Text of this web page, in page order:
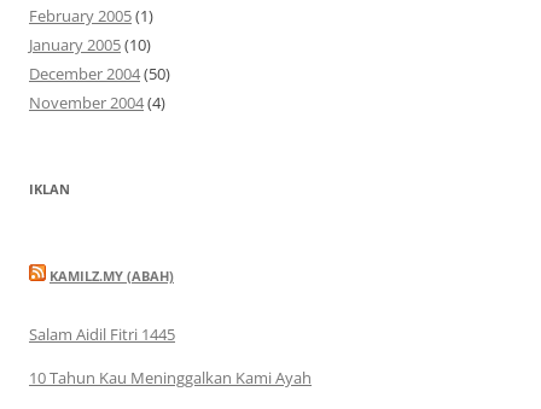
February 2005(1)
January 2005(10)
December 2004(50)
November 2004(4)
IKLAN
KAMILZ.MY (ABAH)
Salam Aidil Fitri 1445
10 Tahun Kau Meninggalkan Kami Ayah